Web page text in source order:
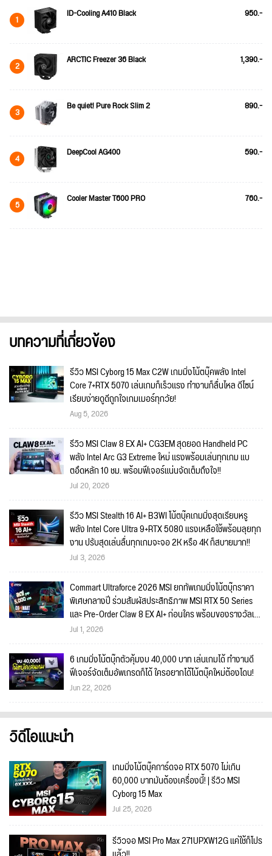
1 ID-Cooling A410 Black 950.-
2 ARCTIC Freezer 36 Black 1,390.-
3 Be quiet! Pure Rock Slim 2 890.-
4 DeepCool AG400 590.-
5 Cooler Master T600 PRO 760.-
บทความที่เกี่ยวข้อง
รีวิว MSI Cyborg 15 Max C2W เกมมิ่งโน้ตบุ๊คพลัง Intel
Core 7+RTX 5070 เล่นเกมก็เร็วแรง ทำงานก็ลื่นไหล ดีไซน์
เรียบง่ายดูดีถูกใจเกมเมอร์ทุกวัย!
Aug 5, 2026
รีวิว MSI Claw 8 EX AI+ CG3EM สุดยอด Handheld PC
พลัง Intel Arc G3 Extreme ใหม่ แรงพร้อมเล่นทุกเกม แบ
ตอึดหลัก 10 ชม. พร้อมฟีเจอร์แน่นจัดเต็มถึงใจ!!
Jul 20, 2026
รีวิว MSI Stealth 16 AI+ B3WI โน้ตบุ๊คเกมมิ่งสุดเรียบหรู
พลัง Intel Core Ultra 9+RTX 5080 แรงเหลือใช้พร้อมลุยทุก
งาน ปรับสุดเล่นลื่นทุกเกมจะจอ 2K หรือ 4K ก็สบายมาก!!
Jul 3, 2026
Commart Ultraforce 2026 MSI ยกทัพเกมมิ่งโน้ตบุ๊กราคา
พิเศษกลางปี ร่วมสัมผัสประสิทธิภาพ MSI RTX 50 Series
และ Pre-Order Claw 8 EX AI+ ก่อนใคร พร้อมของรางวัลเข้า
ร่วมกิจกรรมในงาน!
Jul 1, 2026
6 เกมมิ่งโน้ตบุ๊กตัวคุ้มงบ 40,000 บาท เล่นเกมได้ ทำงานดี
ฟีเจอร์จัดเต็มอัพเกรดก็ได้ ใครอยากได้โน้ตบุ๊คใหม่ต้องโดน!
Jun 22, 2026
วิดีโอแนะนำ
เกมมิ่งโน้ตบุ๊คการ์ดจอ RTX 5070 ไม่เกิน
60,000 บาทมันต้องเครื่องนี้! | รีวิว MSI
Cyborg 15 Max
Jul 25, 2026
รีวิวจอ MSI Pro Max 271UPXW12G แค่ใช้ก็โปร